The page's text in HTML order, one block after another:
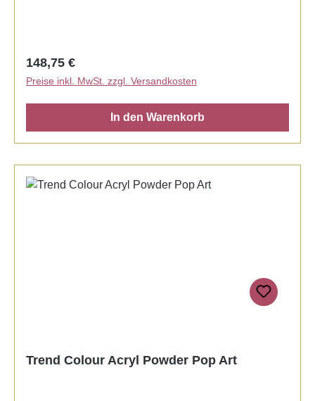
Regulärer Preis:
148,75 €
Preise inkl. MwSt. zzgl. Versandkosten
In den Warenkorb
Trend Colour Acryl Powder Pop Art